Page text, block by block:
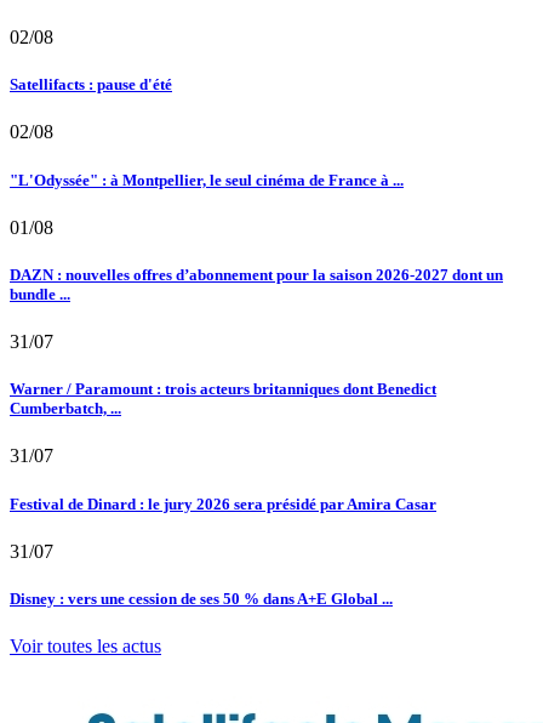
02/08
Satellifacts : pause d'été
02/08
"L'Odyssée" : à Montpellier, le seul cinéma de France à ...
01/08
DAZN : nouvelles offres d’abonnement pour la saison 2026-2027 dont un
bundle ...
31/07
Warner / Paramount : trois acteurs britanniques dont Benedict
Cumberbatch, ...
31/07
Festival de Dinard : le jury 2026 sera présidé par Amira Casar
31/07
Disney : vers une cession de ses 50 % dans A+E Global ...
Voir toutes les actus